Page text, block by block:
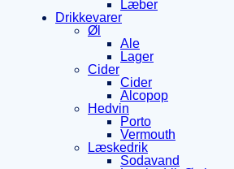
Læber
Drikkevarer
Øl
Ale
Lager
Cider
Cider
Alcopop
Hedvin
Porto
Vermouth
Læskedrik
Sodavand